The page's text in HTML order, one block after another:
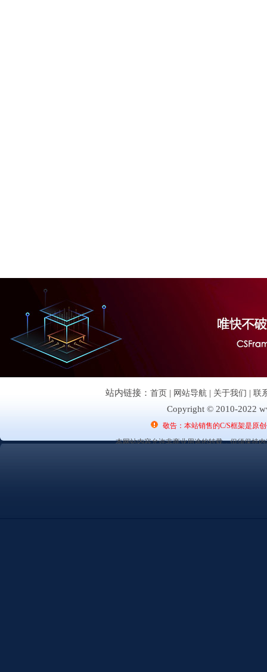
站内链接： 首页 | 网站导航 | 关于我们 | 联
Copyright © 2010-2022
敬告：本站销售的C/S框架是原
本网站内容允许非商业用途的转载，但须保持